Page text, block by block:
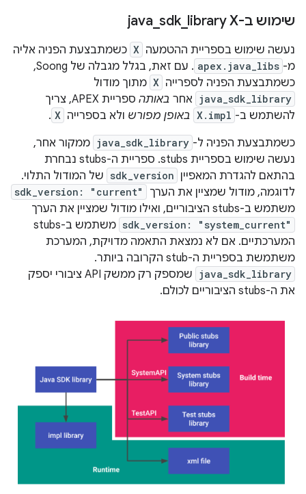
שימוש ב-java _sdk_ library X
נעשה שימוש בספריית ההטמעה X כשמתבצעת הפניה אליה
מ- apex.java_libs
. עם זאת, בגלל מגבלה של Soong,
כשמתבצעת הפניה לספרייה X מתוך מודול
java_sdk_library אחר באותה
ספריית APEX, צריך
להשתמש ב- X.impl באופן מפורש ולא בספרייה X
.
כשמתבצעת הפניה ל- java_sdk_library ממקור אחר,
נעשה שימוש בספריית stubs. ספריית ה-stubs נבחרת
בהתאם להגדרת המאפיין sdk_version של המודול התלוי.
לדוגמה, מודול שמציין את הערך
sdk_version: "current"
משתמש ב-stubs הציבוריים, ואילו מודול שמציין את הערך
sdk_version: "system_current"
משתמש ב-stubs
המערכתיים. אם לא נמצאת התאמה מדויקת, המערכת
משתמשת בספריית ה-stub הקרובה ביותר.
java_sdk_library
שמספק רק ממשק API ציבורי יספק
את ה-stubs הציבוריים לכולם.